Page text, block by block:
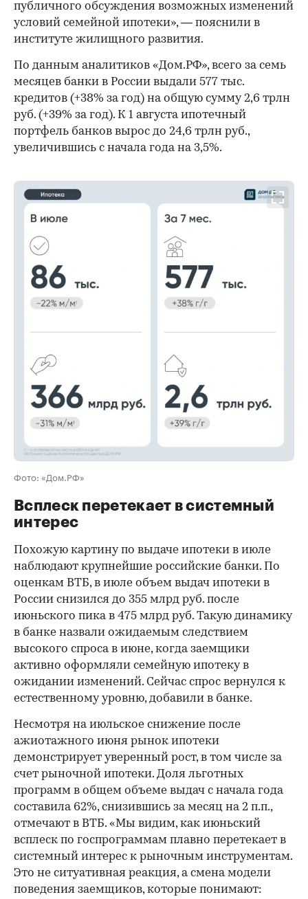
публичного обсуждения возможных изменений
условий семейной ипотеки», — пояснили в
институте жилищного развития.
По данным аналитиков «Дом.РФ», всего за семь
месяцев банки в России выдали 577 тыс.
кредитов (+38% за год) на общую сумму 2,6 трлн
руб. (+39% за год). К 1 августа ипотечный
портфель банков вырос до 24,6 трлн руб.,
увеличившись с начала года на 3,5%.
Фото: «Дом.РФ»
Всплеск перетекает в системный
интерес
Похожую картину по выдаче ипотеки в июле
наблюдают крупнейшие российские банки. По
оценкам ВТБ, в июле объем выдач ипотеки в
России снизился до 355 млрд руб. после
июньского пика в 475 млрд руб. Такую динамику
в банке назвали ожидаемым следствием
высокого спроса в июне, когда заемщики
активно оформляли семейную ипотеку в
ожидании изменений. Сейчас спрос вернулся к
естественному уровню, добавили в банке.
Несмотря на июльское снижение после
ажиотажного июня рынок ипотеки
демонстрирует уверенный рост, в том числе за
счет рыночной ипотеки. Доля льготных
программ в общем объеме выдач с начала года
составила 62%, снизившись за месяц на 2 п.п.,
отмечают в ВТБ. «Мы видим, как июньский
всплеск по госпрограммам плавно перетекает в
системный интерес к рыночным инструментам.
Это не ситуативная реакция, а смена модели
поведения заемщиков, которые понимают: